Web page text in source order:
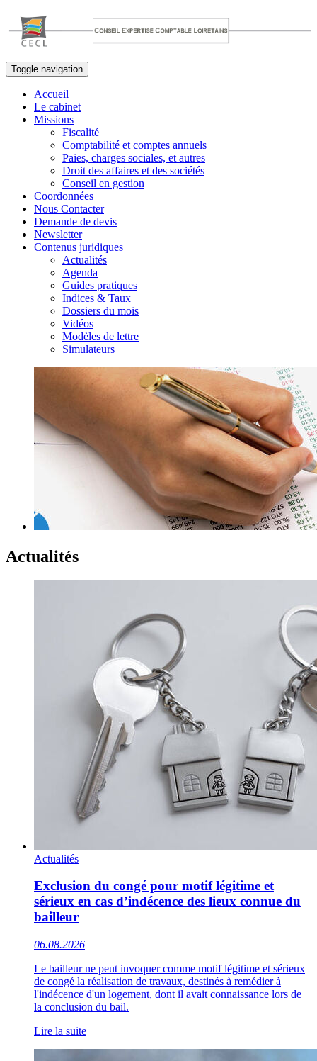
Toggle navigation
Accueil
Le cabinet
Missions
Fiscalité
Comptabilité et comptes annuels
Paies, charges sociales, et autres
Droit des affaires et des sociétés
Conseil en gestion
Coordonnées
Nous Contacter
Demande de devis
Newsletter
Contenus juridiques
Actualités
Agenda
Guides pratiques
Indices & Taux
Dossiers du mois
Vidéos
Modèles de lettre
Simulateurs
Actualités
Actualités
Exclusion du congé pour motif légitime et
sérieux en cas d’indécence des lieux connue du
bailleur
06.08.2026
Le bailleur ne peut invoquer comme motif légitime et sérieux
de congé la réalisation de travaux, destinés à remédier à
l'indécence d'un logement, dont il avait connaissance lors de
la conclusion du bail.
Lire la suite